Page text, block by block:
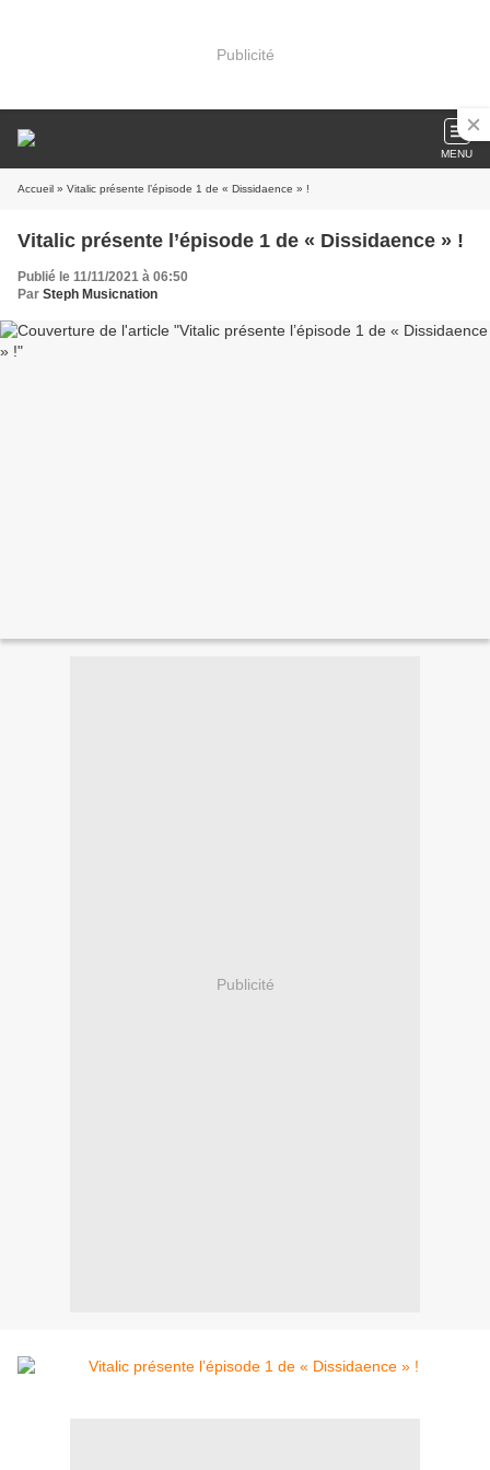
Publicité
MENU
Accueil » Vitalic présente l’épisode 1 de « Dissidaence » !
Vitalic présente l’épisode 1 de « Dissidaence » !
Publié le 11/11/2021 à 06:50
Par Steph Musicnation
Publicité